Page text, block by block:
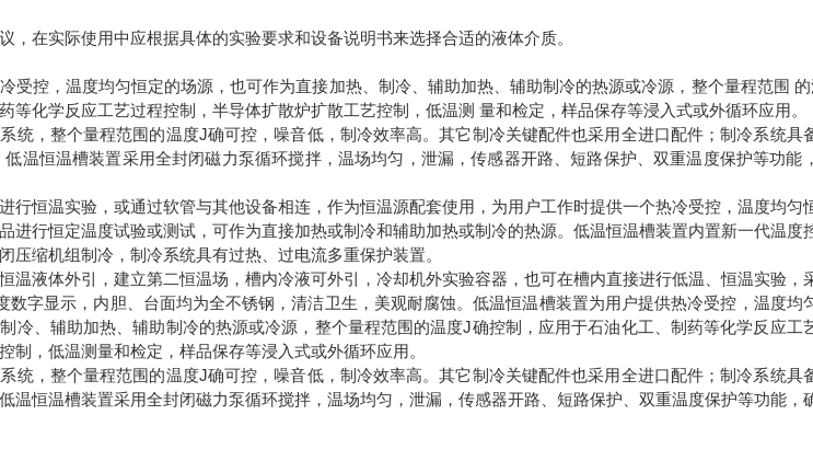
，在实际使用中应根据具体的实验要求和设备说明书来选择合适的液体介质。
受控，温度均匀恒定的场源，也可作为直接加热、制冷、辅助加热、辅助制冷的热源或冷源，整个量程范围
等化学反应工艺过程控制，半导体扩散炉扩散工艺控制，低温测 量和检定，样品保存等浸入式或外循环应用。
统，整个量程范围的温度J确可控，噪音低，制冷效率高。其它制冷关键配件也采用全进口配件；制冷系统具
温恒温槽装置采用全封闭磁力泵循环搅拌，温场均匀，泄漏，传感器开路、短路保护、双重温度保护等功能
行恒温实验，或通过软管与其他设备相连，作为恒温源配套使用，为用户工作时提供一个热冷受控，温度均匀
进行恒定温度试验或测试，可作为直接加热或制冷和辅助加热或制冷的热源。低温恒温槽装置内置新一代温度
压缩机组制冷，制冷系统具有过热、过电流多重保护装置。
温液体外引，建立第二恒温场，槽内冷液可外引，冷却机外实验容器，也可在槽内直接进行低温、恒温实验，
数字显示，内胆、台面均为全不锈钢，清洁卫生，美观耐腐蚀。低温恒温槽装置为用户提供热冷受控，温度均
冷、辅助加热、辅助制冷的热源或冷源，整个量程范围的温度J确控制，应用于石油化工、制药等化学反应工
制，低温测量和检定，样品保存等浸入式或外循环应用。
统，整个量程范围的温度J确可控，噪音低，制冷效率高。其它制冷关键配件也采用全进口配件；制冷系统具
温恒温槽装置采用全封闭磁力泵循环搅拌，温场均匀，泄漏，传感器开路、短路保护、双重温度保护等功能，